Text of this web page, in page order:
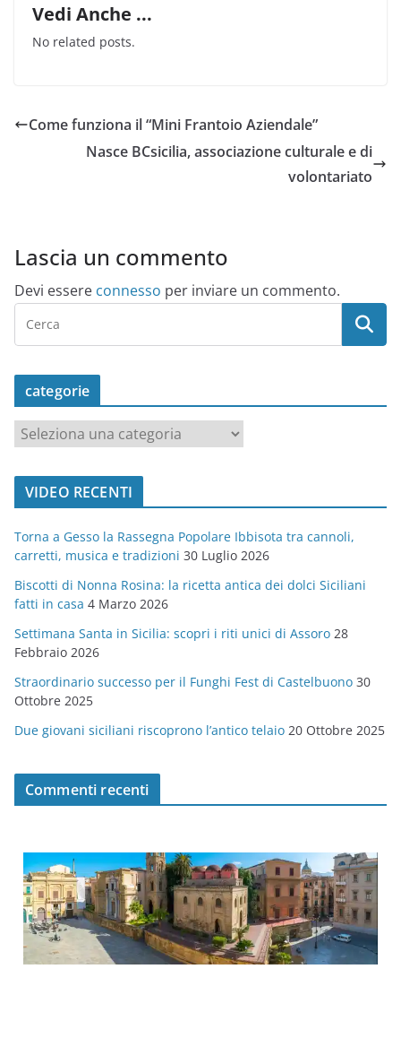
Vedi Anche ...
No related posts.
Come funziona il “Mini Frantoio Aziendale”
Nasce BCsicilia, associazione culturale e di
volontariato
Lascia un commento
Devi essere connesso per inviare un commento.
categorie
a
t
o
r
i
e
VIDEO RECENTI
Torna a Gesso la Rassegna Popolare Ibbisota tra cannoli,
carretti, musica e tradizioni 30 Luglio 2026
Biscotti di Nonna Rosina: la ricetta antica dei dolci Siciliani
fatti in casa 4 Marzo 2026
Settimana Santa in Sicilia: scopri i riti unici di Assoro 28
Febbraio 2026
Straordinario successo per il Funghi Fest di Castelbuono 30
Ottobre 2025
Due giovani siciliani riscoprono l’antico telaio 20 Ottobre 2025
Commenti recenti